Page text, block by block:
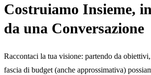
Costruiamo Insieme,
da una Conversazione
Raccontaci la tua visione: partendo da
fascia di budget (anche approssimativa)